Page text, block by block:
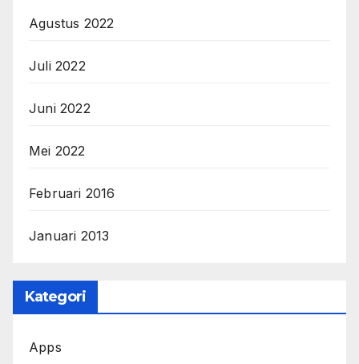
Agustus 2022
Juli 2022
Juni 2022
Mei 2022
Februari 2016
Januari 2013
Kategori
Apps